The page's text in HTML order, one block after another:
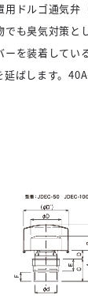
用ドルゴ通気
も臭気対策と
ーを装着してい
ばします。